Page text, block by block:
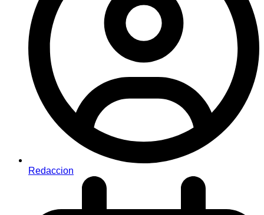
Redaccion